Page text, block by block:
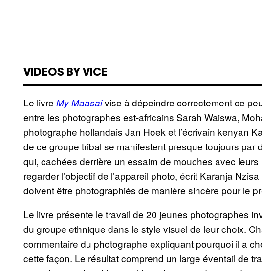
VIDEOS BY VICE
Le livre My Maasaivise à dépeindre correctement ce
entre les photographes est-africains Sarah Waiswa,
photographe hollandais Jan Hoek et l’écrivain kenyan
de ce groupe tribal se manifestent presque toujours par
qui, cachées derrière un essaim de mouches avec
regarder l’objectif de l’appareil photo, écrit Karanja
doivent être photographiés de manière sincère pour le
Le livre présente le travail de 20 jeunes photographes
du groupe ethnique dans le style visuel de leur choix.
commentaire du photographe expliquant pourquoi il a
cette façon. Le résultat comprend un large éventail de